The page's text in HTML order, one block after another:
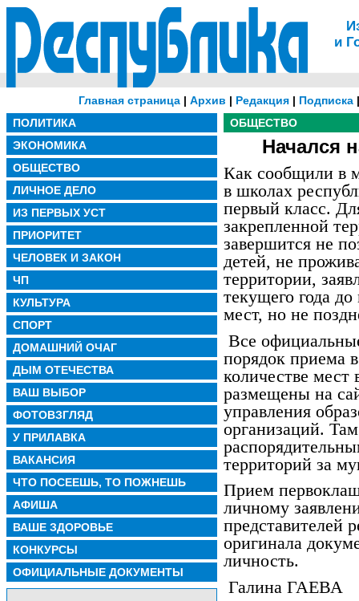
и
Главная страница | Архив | Редакция | Подписка
ПОЛИТИКА
ЭКОНОМИКА
ОБЩЕСТВО
ЛИЧНОЕ ДЕЛО
ИЗ ПЕРВЫХ УСТ
ПРИОРИТЕТ
ЧЕЛОВЕК И ЗАКОН
ЧП
КУЛЬТУРА
СПОРТ
ДОМАШНИЙ ОЧАГ
ДЫМ ОТЕЧЕСТВА
ВАШ ВЫБОР
ФОТОВЗГЛЯД
У ПРИЛАВКА
ВАКАНСИЯ
ЧТО ПОСЕЕШЬ, ТО ПОЖНЕШЬ
АФИША
ВАШЕ ЗДОРОВЬЕ
КОНКУРСЫ
ОФИЦИАЛЬНЫЕ ДОКУМЕНТЫ
ОБЩЕСТВО
Начался
Как сообщили в
в школах
первый класс.
закрепленной
завершится не
детей, не
территории,
текущего года
мест, но не
Все
порядок приема
количестве
размещены на
управления
организаций.
территорий за
Прием
личному
представителей
оригинала
личность.
Галина ГАЕВА